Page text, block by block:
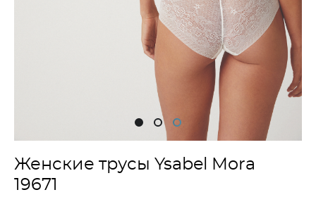
Женские трусы Ysabel Mora
19671